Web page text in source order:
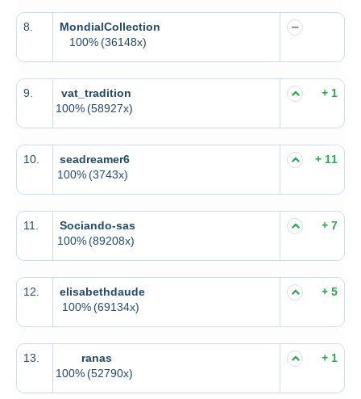
8.
MondialCollection
100%(36148x)
9.
vat_tradition
100%(58927x)
+ 1
10.
seadreamer6
100%(3743x)
+ 11
11.
Sociando-sas
100% (89208x)
+ 7
12.
elisabethdaude
100% (69134x)
+ 5
13.
ranas
100%(52790x)
+ 1